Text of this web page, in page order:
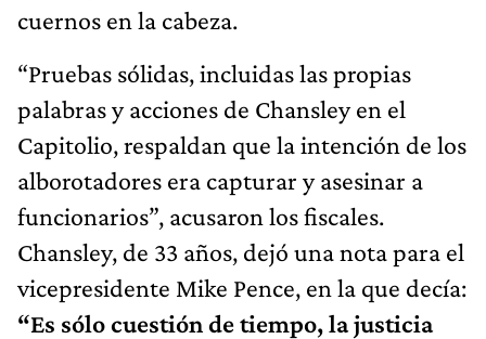
cuernos en la cabeza.
“Pruebas sólidas, incluidas las propias
palabras y acciones de Chansley en el
Capitolio, respaldan que la intención de los
alborotadores era capturar y asesinar a
funcionarios”, acusaron los fiscales.
Chansley, de 33 años, dejó una nota para el
vicepresidente Mike Pence, en la que decía:
“Es sólo cuestión de tiempo, la justicia